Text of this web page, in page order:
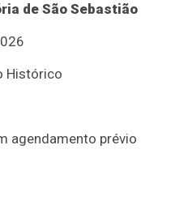
de São Sebastião
Histórico
agendamento prévio